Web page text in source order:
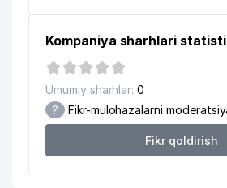
Kompaniya sharhlari
Umumiy sharhlar: 0
? Fikr-mulohazalarni
Fikr qoldirish